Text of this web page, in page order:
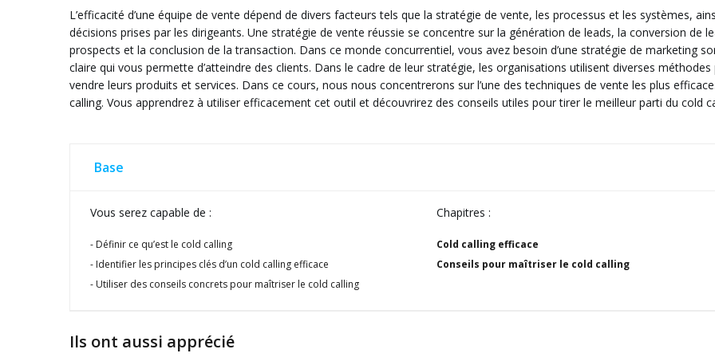
L’efficacité d’une équipe de vente dépend de divers facteurs tels que la stratégie de vente, les processus et les systèmes,
décisions prises par les dirigeants. Une stratégie de vente réussie se concentre sur la génération de leads, la conversion de
prospects et la conclusion de la transaction. Dans ce monde concurrentiel, vous avez besoin d’une stratégie de marketing
claire qui vous permette d’atteindre des clients. Dans le cadre de leur stratégie, les organisations utilisent diverses méthodes
vendre leurs produits et services. Dans ce cours, nous nous concentrerons sur l’une des techniques de vente les plus
calling. Vous apprendrez à utiliser efficacement cet outil et découvrirez des conseils utiles pour tirer le meilleur parti du cold
Base
Vous serez capable de :
Définir ce qu’est le cold calling
Identifier les principes clés d’un cold calling efficace
Utiliser des conseils concrets pour maîtriser le cold calling
Chapitres :
Cold calling efficace
Conseils pour maîtriser le cold calling
Ils ont aussi apprécié